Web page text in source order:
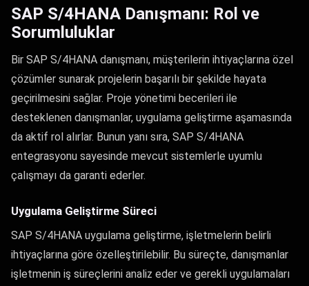
SAP S/4HANA Danışmanı: Rol ve
Sorumluluklar
Bir SAP S/4HANA danışmanı, müşterilerin ihtiyaçlarına özel
çözümler sunarak projelerin başarılı bir şekilde hayata
geçirilmesini sağlar. Proje yönetimi becerileri ile
desteklenen danışmanlar, uygulama geliştirme aşamasında
da aktif rol alırlar. Bunun yanı sıra, SAP S/4HANA
entegrasyonu sayesinde mevcut sistemlerle uyumlu
çalışmayı da garanti ederler.
Uygulama Geliştirme Süreci
SAP S/4HANA uygulama geliştirme, işletmelerin belirli
ihtiyaçlarına göre özelleştirilebilir. Bu süreçte, danışmanlar
işletmenin iş süreçlerini analiz eder ve gerekli uygulamaları